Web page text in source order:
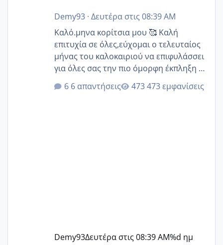
Demy93· Δευτέρα στις 08:39 AM
Καλό.μηνα κορίτσια μου 🥰 Καλή
επιτυχία σε όλες,εύχομαι ο τελευταίος
μήνας του καλοκαιριού να επιφυλάσσει
για όλες σας την πιο όμορφη έκπληξη 🧿
@Elk @Melikara86 @Παρασκευαιδου
@Zenia z @melitiniღ @Christi.D.
6 απαντήσεις 473 εμφανίσεις
Demy93Δευτέρα στις 08:39 AM%d ημ